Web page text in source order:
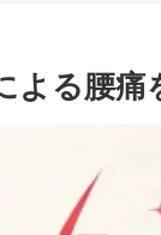
よる腰痛